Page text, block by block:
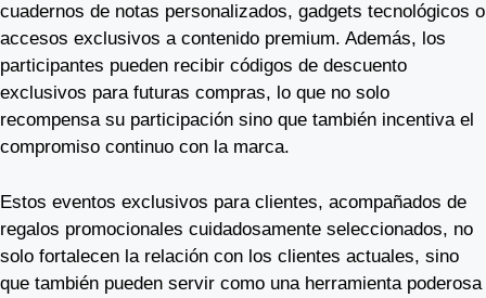
cuadernos de notas personalizados, gadgets tecnológicos o
accesos exclusivos a contenido premium. Además, los
participantes pueden recibir códigos de descuento
exclusivos para futuras compras, lo que no solo
recompensa su participación sino que también incentiva el
compromiso continuo con la marca.
Estos eventos exclusivos para clientes, acompañados de
regalos promocionales cuidadosamente seleccionados, no
solo fortalecen la relación con los clientes actuales, sino
que también pueden servir como una herramienta poderosa